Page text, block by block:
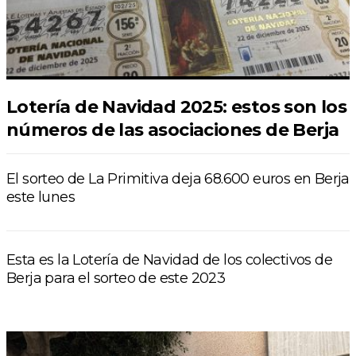
Lotería de Navidad 2025: estos son los
números de las asociaciones de Berja
El sorteo de La Primitiva deja 68.600 euros en Berja
este lunes
Esta es la Lotería de Navidad de los colectivos de
Berja para el sorteo de este 2023